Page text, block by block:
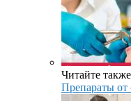
Читайте
Препараты от